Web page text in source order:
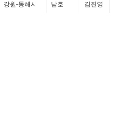
강원-동해시 남호 김진영